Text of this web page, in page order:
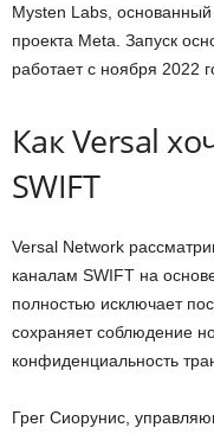
Mysten Labs,
проекта Meta. Запуск
работает с ноября 2022
Как Versal
SWIFT
Versal Network
каналам SWIFT на
полностью исключает
сохраняет соблюдение
конфиденциальность
Грег Сиорунис,